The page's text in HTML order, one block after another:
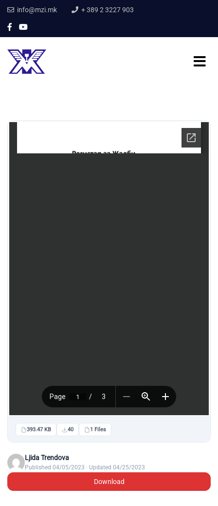
info@mzi.mk + 389 2 3227 903
393.47 KB 40 1 Files
Ljida Trendova
Published 04/05/2023 · Updated 04/25/2023
Download